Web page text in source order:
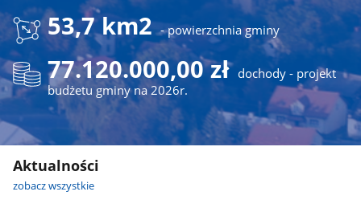
53,7 km2 - powierzchnia gminy
77.120.000,00 zł dochody - projekt
budżetu gminy na 2026r.
Aktualności
zobacz wszystkie